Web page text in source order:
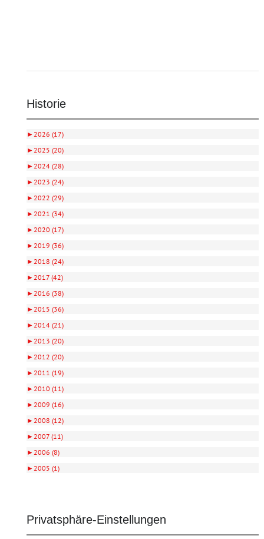
Historie
► 2026 (17)
► 2025 (20)
► 2024 (28)
► 2023 (24)
► 2022 (29)
► 2021 (34)
► 2020 (17)
► 2019 (36)
► 2018 (24)
► 2017 (42)
► 2016 (38)
► 2015 (36)
► 2014 (21)
► 2013 (20)
► 2012 (20)
► 2011 (19)
► 2010 (11)
► 2009 (16)
► 2008 (12)
► 2007 (11)
► 2006 (8)
► 2005 (1)
Privatsphäre-Einstellungen